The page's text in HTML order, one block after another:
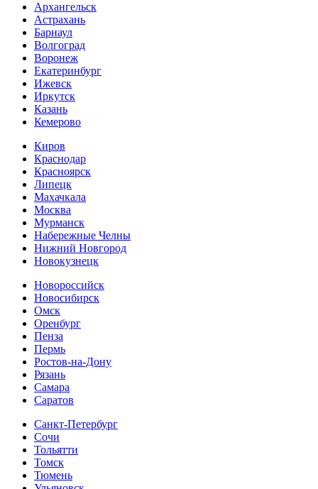
Архангельск
Астрахань
Барнаул
Волгоград
Воронеж
Екатеринбург
Ижевск
Иркутск
Казань
Кемерово
Киров
Краснодар
Красноярск
Липецк
Махачкала
Москва
Мурманск
Набережные Челны
Нижний Новгород
Новокузнецк
Новороссийск
Новосибирск
Омск
Оренбург
Пенза
Пермь
Ростов-на-Дону
Рязань
Самара
Cаратов
Санкт-Петербург
Сочи
Тольятти
Томск
Тюмень